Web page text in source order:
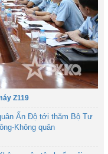
Z119
Ấn Độ tới thăm Bộ Tư
Không quân